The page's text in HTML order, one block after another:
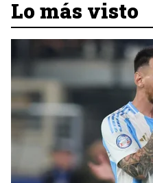
Lo más visto